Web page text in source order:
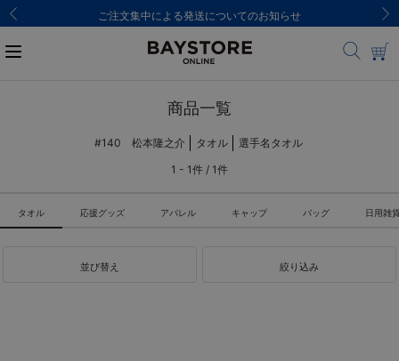
ご注文集中による発送についてのお知らせ
商品一覧
#140 松本隆之介 タオル
選手名タオル
1 - 1件 / 1件
タオル 応援グッズ アパレル キャップ バッグ 日用雑
並び替え 絞り込み